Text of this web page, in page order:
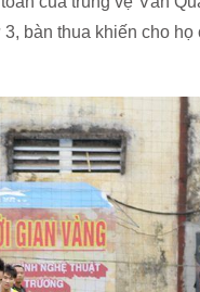
bàn thua khiến cho họ